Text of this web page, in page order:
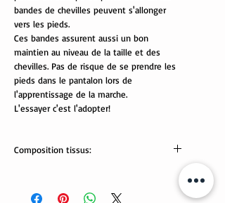
bandes de chevilles peuvent s'allonger
vers les pieds.
Ces bandes assurent aussi un bon
maintien au niveau de la taille et des
chevilles. Pas de risque de se prendre les
pieds dans le pantalon lors de
l'apprentissage de la marche.
L'essayer c'est l'adopter!
Composition tissus: